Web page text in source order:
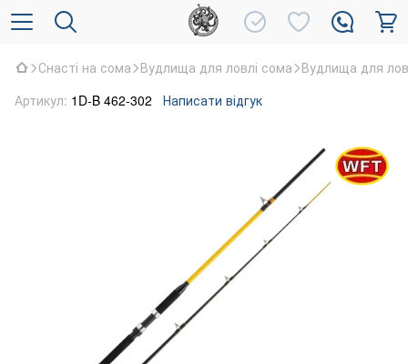
Снасті на сома Вудлища для ловлі сома Вудлища для
Артикул: 1D-B 462-302 Написати відгук